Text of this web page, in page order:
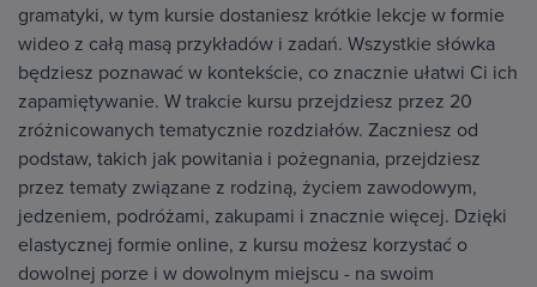
gramatyki, w tym kursie dostaniesz krótkie lekcje w formie
wideo z całą masą przykładów i zadań. Wszystkie słówka
będziesz poznawać w kontekście, co znacznie ułatwi Ci ich
zapamiętywanie. W trakcie kursu przejdziesz przez 20
zróżnicowanych tematycznie rozdziałów. Zaczniesz od
podstaw, takich jak powitania i pożegnania, przejdziesz
przez tematy związane z rodziną, życiem zawodowym,
jedzeniem, podróżami, zakupami i znacznie więcej. Dzięki
elastycznej formie online, z kursu możesz korzystać o
dowolnej porze i w dowolnym miejscu - na swoim